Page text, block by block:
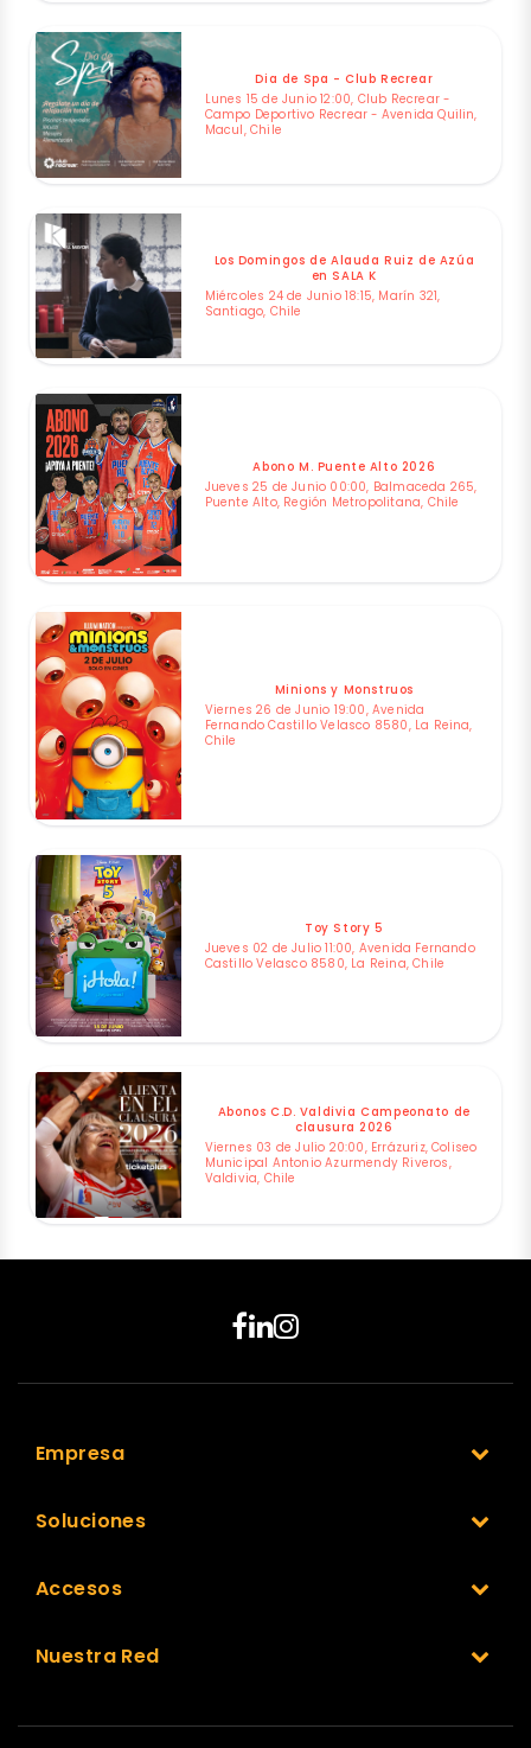
Dia de Spa - Club Recrear
Lunes 15 de Junio 12:00, Club Recrear -
Campo Deportivo Recrear - Avenida Quilin,
Macul, Chile
Los Domingos de Alauda Ruiz de Azúa
en SALA K
Miércoles 24 de Junio 18:15, Marín 321,
Santiago, Chile
Abono M. Puente Alto 2026
Jueves 25 de Junio 00:00, Balmaceda 265,
Puente Alto, Región Metropolitana, Chile
Minions y Monstruos
Viernes 26 de Junio 19:00, Avenida
Fernando Castillo Velasco 8580, La Reina,
Chile
Toy Story 5
Jueves 02 de Julio 11:00, Avenida Fernando
Castillo Velasco 8580, La Reina, Chile
Abonos C.D. Valdivia Campeonato de
clausura 2026
Viernes 03 de Julio 20:00, Errázuriz, Coliseo
Municipal Antonio Azurmendy Riveros,
Valdivia, Chile
Empresa
Soluciones
Accesos
Nuestra Red